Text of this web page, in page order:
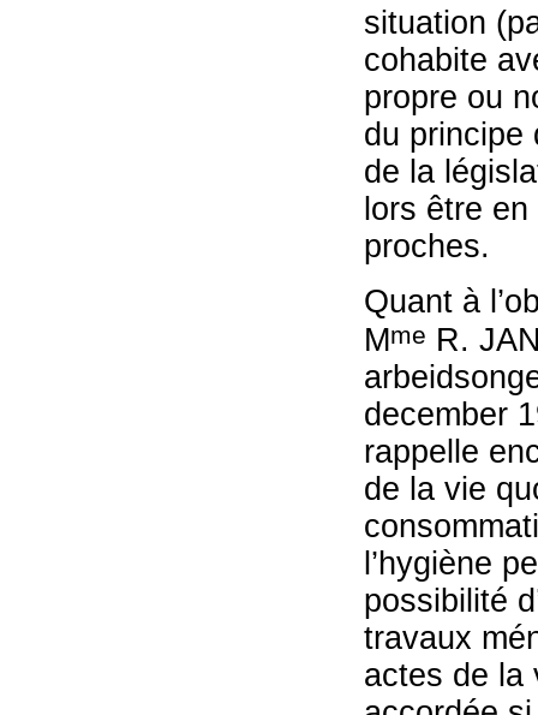
situation
cohabite
propre ou
du principe
de la
lors être
proches.
Quant à
Mme R.
december
rappelle
de la vie
l’hygiène
possibilité
travaux
actes de la